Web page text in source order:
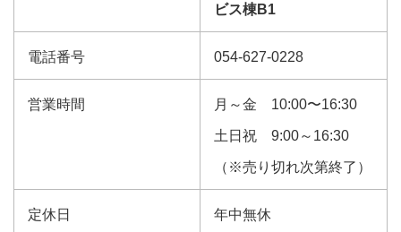
ビス棟B1
電話番号 054-627-0228
営業時間 月～金 10:00〜16:30
土日祝 9:00～16:30
（※売り切れ次第終了）
定休日 年中無休